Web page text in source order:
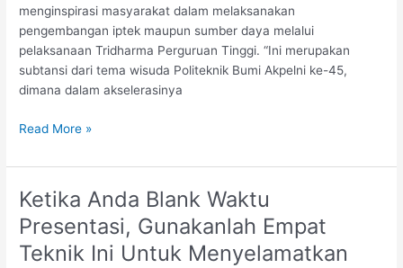
menginspirasi masyarakat dalam melaksanakan
pengembangan iptek maupun sumber daya melalui
pelaksanaan Tridharma Perguruan Tinggi. “Ini merupakan
subtansi dari tema wisuda Politeknik Bumi Akpelni ke-45,
dimana dalam akselerasinya
Read More »
Ketika Anda Blank Waktu
Presentasi, Gunakanlah Empat
Teknik Ini Untuk Menyelamatkan
Ketika
Anda
Blank
Waktu